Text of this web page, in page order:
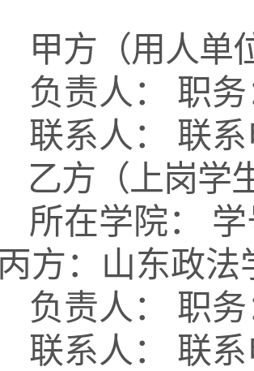
甲方（用人单
负责人：
职
联系人：
联
乙方（上岗学
所在学院：
丙方：山东政
负责人：
职
联系人：
联